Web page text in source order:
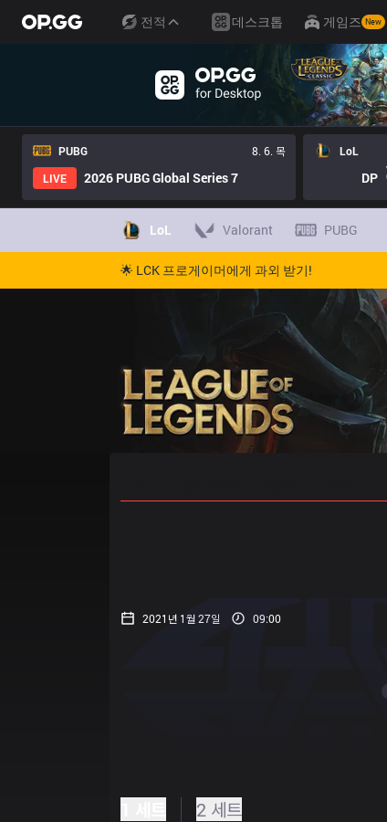
전적 데스크톱 게임즈 New
PUBG
8. 6. 목
LIVE
2026 PUBG Global Series 7
LoL
DP
LoL Valorant PUBG
🌟 LCK 프로게이머에게 과외 받기!
2021년 1월 27일 09:00
2 세트